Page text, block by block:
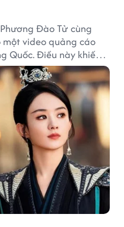
Đào Tử cùng
video quảng cáo
Quốc. Điều này khiến
những ngôi sao hàng
có thể bị thay thế